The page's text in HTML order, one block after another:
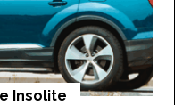
Insolite